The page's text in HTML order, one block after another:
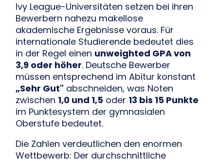
Ivy League-Universitäten setzen bei ihren
Bewerbern nahezu makellose
akademische Ergebnisse voraus. Für
internationale Studierende bedeutet dies
in der Regel einen unweighted GPA von
3,9 oder höher. Deutsche Bewerber
müssen entsprechend im Abitur konstant
„Sehr Gut" abschneiden, was Noten
zwischen 1,0 und 1,5 oder 13 bis 15 Punkte
im Punktesystem der gymnasialen
Oberstufe bedeutet.
Die Zahlen verdeutlichen den enormen
Wettbewerb: Der durchschnittliche